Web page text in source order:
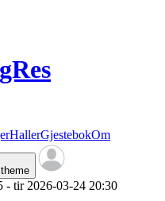
HallerGjestebokOm
- tir 2026-03-24 20:30